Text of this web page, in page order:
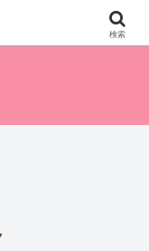
ることアレやコレ、色々
検索